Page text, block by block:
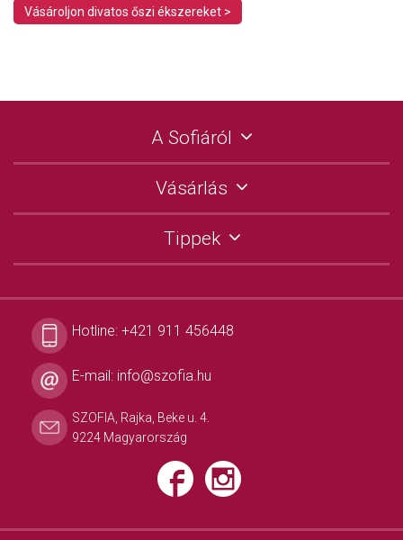
Vásároljon divatos őszi ékszereket >
A Sofiáról
Vásárlás
Tippek
Hotline: +421 911 456448
E-mail: info@szofia.hu
SZOFIA, Rajka, Beke u. 4.
9224 Magyarország